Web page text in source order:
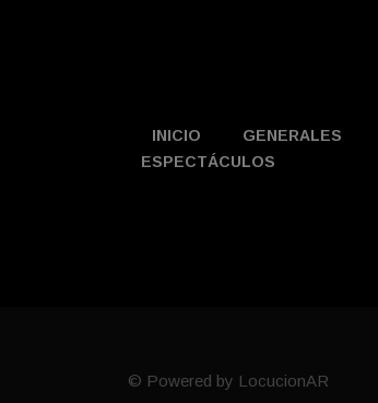
INICIO
GENERALES
ESPECTÁCULOS
© Powered by LocucionAR